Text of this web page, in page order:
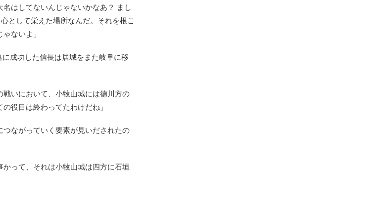
名はしてないんじゃないかなあ？ まし
として栄えた場所なんだ。それを根こ
ないよ」
成功した信長は居城をまた岐阜に移
いにおいて、小牧山城には德川方の
役目は終わってたわけだね」
つながっていく要素が見いだされたの
かって、それは小牧山城は四方に石垣